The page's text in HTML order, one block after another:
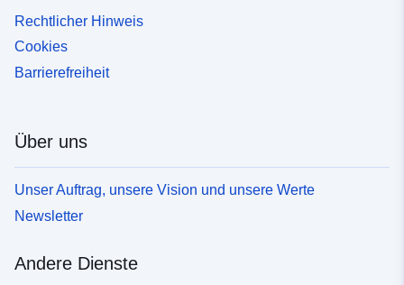
Rechtlicher Hinweis
Cookies
Barrierefreiheit
Über uns
Unser Auftrag, unsere Vision und unsere Werte
Newsletter
Andere Dienste